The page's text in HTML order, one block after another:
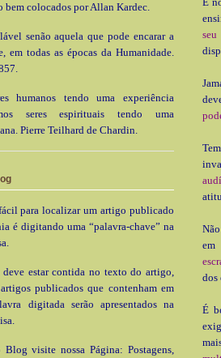
em
dos
É
bem colocados por Allan Kardec.
senão aquela que pode encarar a
em todas as épocas da Humanidade.
humanos tendo uma experiência
seres espirituais tendo uma
Pierre Teilhard de Chardin.
para localizar um artigo publicado
é digitando uma “palavra-chave” na
deve estar contida no texto do artigo,
publicados que contenham em
digitada serão apresentados na
Blog visite nossa Página: Postagens,